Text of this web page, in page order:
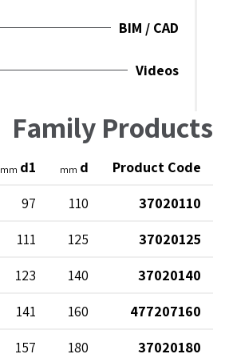
BIM / CAD
Videos
Family Products
Product Code
d
mm
d1
mm
37020110
110
97
37020125
125
111
37020140
140
123
477207160
160
141
37020180
180
157